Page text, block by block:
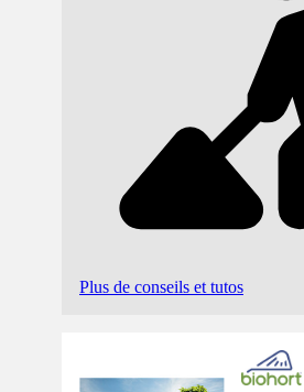
Plus de conseils et tutos